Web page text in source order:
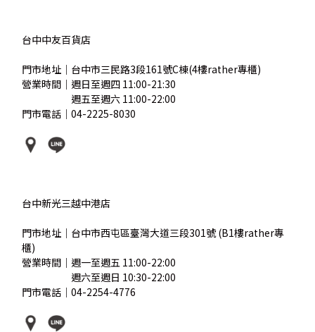
台中中友百貨店
門市地址｜台中市三民路3段161號C棟(4樓rather專櫃)
營業時間｜週日至週四 11:00-21:30
營業時間｜週五至週六 11:00-22:00
門市電話｜04-2225-8030
台中新光三越中港店
門市地址｜台中市西屯區臺灣大道三段301號 (B1樓rather專
櫃)
營業時間｜週一至週五 11:00-22:00
營業時間｜週六至週日 10:30-22:00
門市電話｜04-2254-4776